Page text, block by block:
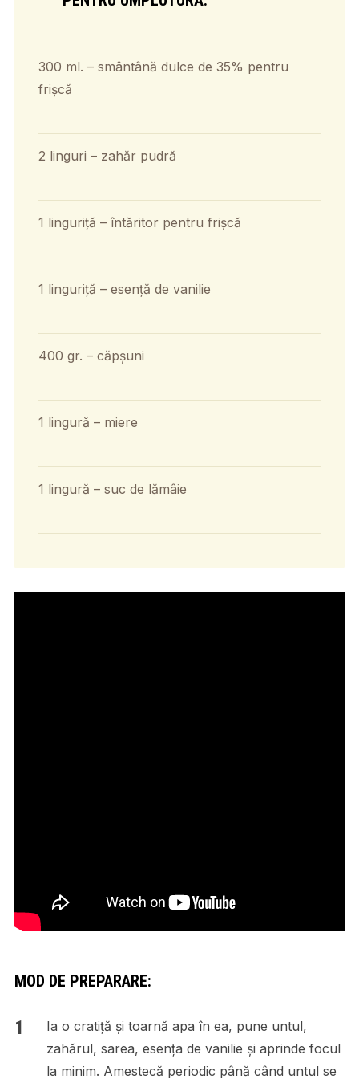
300 ml. – smântână dulce de 35% pentru
frișcă
2 linguri – zahăr pudră
1 linguriță – întăritor pentru frișcă
1 linguriță – esență de vanilie
400 gr. – căpșuni
1 lingură – miere
1 lingură – suc de lămâie
MOD DE PREPARARE:
Ia o cratiță și toarnă apa în ea, pune untul,
zahărul, sarea, esența de vanilie și aprinde focul
la minim. Amestecă periodic până când untul se